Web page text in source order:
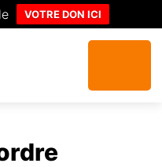
VOTRE DON ICI